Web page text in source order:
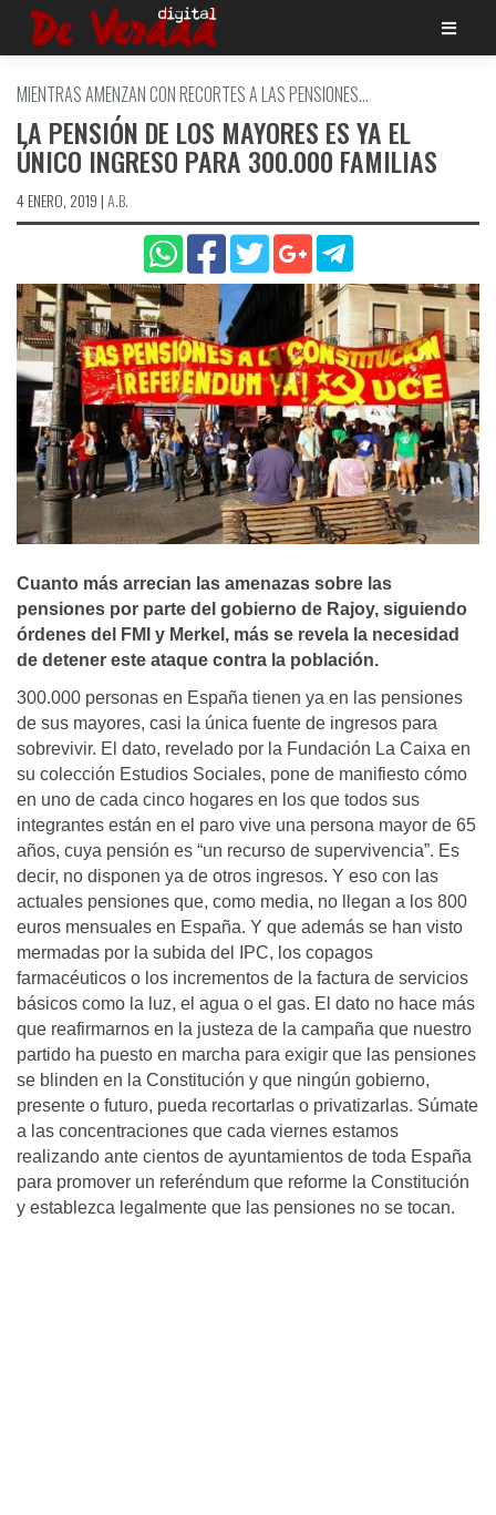
Saltar
MIENTRAS AMENZAN CON RECORTES A LAS PENSIONES...
LA PENSIÓN DE LOS MAYORES ES YA EL
ÚNICO INGRESO PARA 300.000 FAMILIAS
4 ENERO, 2019 |A.B.
Cuanto más arrecian las amenazas sobre las
pensiones por parte del gobierno de Rajoy, siguiendo
órdenes del FMI y Merkel, más se revela la necesidad
de detener este ataque contra la población.
300.000 personas en España tienen ya en las pensiones
de sus mayores, casi la única fuente de ingresos para
sobrevivir. El dato, revelado por la Fundación La Caixa en
su colección Estudios Sociales, pone de manifiesto cómo
en uno de cada cinco hogares en los que todos sus
integrantes están en el paro vive una persona mayor de 65
años, cuya pensión es “un recurso de supervivencia”. Es
decir, no disponen ya de otros ingresos. Y eso con las
actuales pensiones que, como media, no llegan a los 800
euros mensuales en España. Y que además se han visto
mermadas por la subida del IPC, los copagos
farmacéuticos o los incrementos de la factura de servicios
básicos como la luz, el agua o el gas. El dato no hace más
que reafirmarnos en la justeza de la campaña que nuestro
partido ha puesto en marcha para exigir que las pensiones
se blinden en la Constitución y que ningún gobierno,
presente o futuro, pueda recortarlas o privatizarlas. Súmate
a las concentraciones que cada viernes estamos
realizando ante cientos de ayuntamientos de toda España
para promover un referéndum que reforme la Constitución
y establezca legalmente que las pensiones no se tocan.